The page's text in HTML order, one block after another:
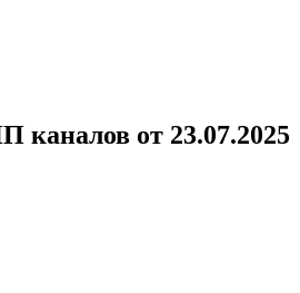
каналов от 23.07.2025